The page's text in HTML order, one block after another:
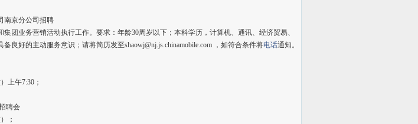
京分公司招聘
业务营销活动执行工作。要求：年龄30周岁以下；本科学历，计算机、通讯、经济贸易、
良好的主动服务意识；请将简历发至shaowj@nj.js.chinamobile.com ，如符合条件将电话通知。
上午7:30；
聘会
；